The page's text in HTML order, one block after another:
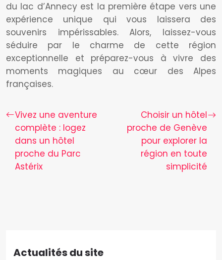
du lac d’Annecy est la première étape vers une
expérience unique qui vous laissera des
souvenirs impérissables. Alors, laissez-vous
séduire par le charme de cette région
exceptionnelle et préparez-vous à vivre des
moments magiques au cœur des Alpes
françaises.
Vivez une aventure
complète : logez
dans un hôtel
proche du Parc
Astérix
Choisir un hôtel
proche de Genève
pour explorer la
région en toute
simplicité
Actualités du site